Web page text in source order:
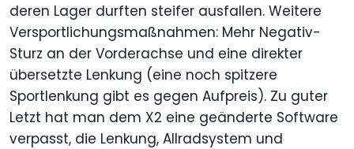
deren Lager durften steifer ausfallen. Weitere
Versportlichungsmaßnahmen: Mehr Negativ-
Sturz an der Vorderachse und eine direkter
übersetzte Lenkung (eine noch spitzere
Sportlenkung gibt es gegen Aufpreis). Zu guter
Letzt hat man dem X2 eine geänderte Software
verpasst, die Lenkung, Allradsystem und